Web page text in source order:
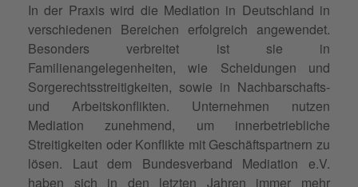
In der Praxis wird die Mediation in Deutschland in
verschiedenen Bereichen erfolgreich angewendet.
Besonders verbreitet ist sie in
Familienangelegenheiten, wie Scheidungen und
Sorgerechtsstreitigkeiten, sowie in Nachbarschafts-
und Arbeitskonflikten. Unternehmen nutzen
Mediation zunehmend, um innerbetriebliche
Streitigkeiten oder Konflikte mit Geschäftspartnern zu
lösen. Laut dem Bundesverband Mediation e.V.
haben sich in den letzten Jahren immer mehr